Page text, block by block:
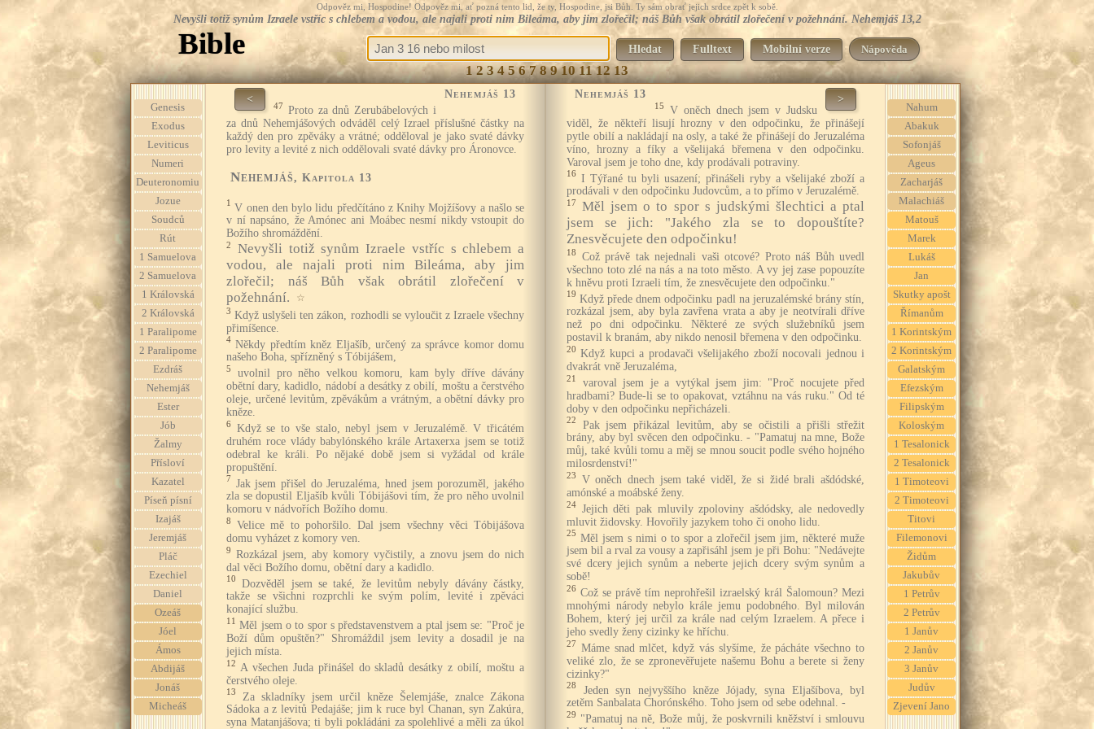
Odpověz mi, Hospodine! Odpověz mi, ať pozná tento lid, že ty, Hospodine, jsi Bůh. Ty sám obrať jejich srdce zpět k sobě.
Nevyšli totiž synům Izraele vstříc s chlebem a vodou, ale najali proti nim Bileáma, aby jim zlořečil; náš Bůh však obrátil zlořečení v požehnání. Nehemjáš 13,2
Bible Hledat Fulltext Mobilní verze Nápověda
1 2 3 4 5 6 7 8 9 10 11 12 13
Genesis
Exodus
Leviticus
Numeri
Deuteronomiu
Jozue
Soudců
Rút
1 Samuelova
2 Samuelova
1 Královská
2 Královská
1 Paralipome
2 Paralipome
Ezdráš
Nehemjáš
Ester
Jób
Žalmy
Přísloví
Kazatel
Píseň písní
Izajáš
Jeremjáš
Pláč
Ezechiel
Daniel
Ozeáš
Jóel
Ámos
Abdijáš
Jonáš
Micheáš
< Nehemjáš 13
47 Proto za dnů Zerubábelových i
za dnů Nehemjášových odváděl celý Izrael příslušné částky na
každý den pro zpěváky a vrátné; odděloval je jako svaté dávky
pro levity a levité z nich oddělovali svaté dávky pro Áronovce.
Nehemjáš, Kapitola 13
1 V onen den bylo lidu předčítáno z Knihy Mojžíšovy a našlo se
v ní napsáno, že Amónec ani Moábec nesmí nikdy vstoupit do
Božího shromáždění.
2
Nevyšli totiž synům Izraele vstříc s chlebem a
vodou, ale najali proti nim Bileáma, aby jim
zlořečil; náš Bůh však obrátil zlořečení v
požehnání.
☆
3 Když uslyšeli ten zákon, rozhodli se vyloučit z Izraele všechny
přimíšence.
4 Někdy předtím kněz Eljašíb, určený za správce komor domu
našeho Boha, spřízněný s Tóbijášem,
5
uvolnil pro něho velkou komoru, kam byly dříve dávány
obětní dary, kadidlo, nádobí a desátky z obilí, moštu a čerstvého
oleje, určené levitům, zpěvákům a vrátným, a obětní dávky pro
kněze.
6
Když se to vše stalo, nebyl jsem v Jeruzalémě. V třicátém
druhém roce vlády babylónského krále Artaxerxa jsem se totiž
odebral ke králi. Po nějaké době jsem si vyžádal od krále
propuštění.
7 Jak jsem přišel do Jeruzaléma, hned jsem porozuměl, jakého
zla se dopustil Eljašíb kvůli Tóbijášovi tím, že pro něho uvolnil
komoru v nádvořích Božího domu.
8
Velice mě to pohoršilo. Dal jsem všechny věci Tóbijášova
domu vyházet z komory ven.
9 Rozkázal jsem, aby komory vyčistily, a znovu jsem do nich
dal věci Božího domu, obětní dary a kadidlo.
10
Dozvěděl jsem se také, že levitům nebyly dávány částky,
takže se všichni rozprchli ke svým polím, levité i zpěváci
konající službu.
11
Měl jsem o to spor s představenstvem a ptal jsem se: "Proč je
Boží dům opuštěn?" Shromáždil jsem levity a dosadil je na
jejich místa.
12 A všechen Juda přinášel do skladů desátky z obilí, moštu a
čerstvého oleje.
13
Za skladníky jsem určil kněze Šelemjáše, znalce Zákona
Sádoka a z levitů Pedajáše; jim k ruce byl Chanan, syn Zakúra,
syna Matanjášova; ti byli pokládáni za spolehlivé a měli za úkol
Nehemjáš 13 >
15
V oněch dnech jsem v Judsku
viděl, že někteří lisují hrozny v den odpočinku, že přinášejí
pytle obilí a nakládají na osly, a také že přinášejí do Jeruzaléma
víno, hrozny a fíky a všelijaká břemena v den odpočinku.
Varoval jsem je toho dne, kdy prodávali potraviny.
16 I Týřané tu byli usazení; přinášeli ryby a všelijaké zboží a
prodávali v den odpočinku Judovcům, a to přímo v Jeruzalémě.
17
Měl jsem o to spor s judskými šlechtici a ptal
jsem se jich: "Jakého zla se to dopouštíte?
Znesvěcujete den odpočinku!
18
Což právě tak nejednali vaši otcové? Proto náš Bůh uvedl
všechno toto zlé na nás a na toto město. A vy jej zase popouzíte
k hněvu proti Izraeli tím, že znesvěcujete den odpočinku."
19 Když přede dnem odpočinku padl na jeruzalémské brány stín,
rozkázal jsem, aby byla zavřena vrata a aby je neotvírali dříve
než po dni odpočinku. Některé ze svých služebníků jsem
postavil k branám, aby nikdo nenosil břemena v den odpočinku.
20 Když kupci a prodavači všelijakého zboží nocovali jednou i
dvakrát vně Jeruzaléma,
21
varoval jsem je a vytýkal jsem jim: "Proč nocujete před
hradbami? Bude-li se to opakovat, vztáhnu na vás ruku." Od té
doby v den odpočinku nepřicházeli.
22
Pak jsem přikázal levitům, aby se očistili a přišli střežit
brány, aby byl svěcen den odpočinku. - "Pamatuj na mne, Bože
můj, také kvůli tomu a měj se mnou soucit podle svého hojného
milosrdenství!"
23
V oněch dnech jsem také viděl, že si židé brali ašdódské,
amónské a moábské ženy.
24 Jejich děti pak mluvily zpoloviny ašdódsky, ale nedovedly
mluvit židovsky. Hovořily jazykem toho či onoho lidu.
25 Měl jsem s nimi o to spor a zlořečil jsem jim, některé muže
jsem bil a rval za vousy a zapřisáhl jsem je při Bohu: "Nedávejte
své dcery jejich synům a neberte jejich dcery svým synům a
sobě!
26 Což se právě tím neprohřešil izraelský král Šalomoun? Mezi
mnohými národy nebylo krále jemu podobného. Byl milován
Bohem, který jej určil za krále nad celým Izraelem. A přece i
jeho svedly ženy cizinky ke hříchu.
27 Máme snad mlčet, když vás slyšíme, že pácháte všechno to
veliké zlo, že se zpronevěřujete našemu Bohu a berete si ženy
cizinky?"
28
Jeden syn nejvyššího kněze Jójady, syna Eljašíbova, byl
zetěm Sanbalata Chorónského. Toho jsem od sebe odehnal. -
29 "Pamatuj na ně, Bože můj, že poskvrnili kněžství i smlouvu
Nahum
Abakuk
Sofonjáš
Ageus
Zacharjáš
Malachiáš
Matouš
Marek
Lukáš
Jan
Skutky apošt
Římanům
1 Korintským
2 Korintským
Galatským
Efezským
Filipským
Koloským
1 Tesalonick
2 Tesalonick
1 Timoteovi
2 Timoteovi
Titovi
Filemonovi
Židům
Jakubův
1 Petrův
2 Petrův
1 Janův
2 Janův
3 Janův
Judův
Zjevení Jano